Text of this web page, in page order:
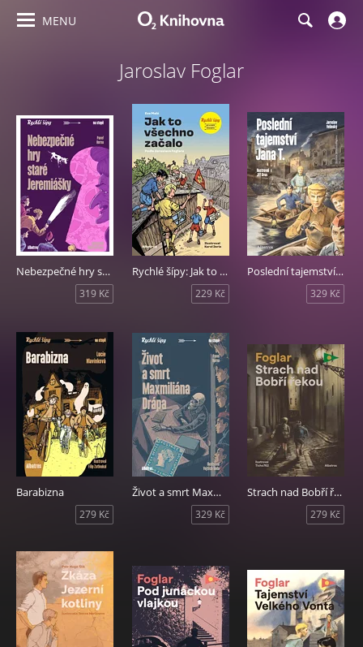
MENU
Jaroslav Foglar
Nebezpečné hry staré Jeremiášky
319 Kč
Rychlé šípy: Jak to všechno začalo
229 Kč
Poslední tajemství Jana T.
329 Kč
Barabizna
279 Kč
Život a smrt Maxmiliána Drápa
329 Kč
Strach nad Bobří řekou
279 Kč